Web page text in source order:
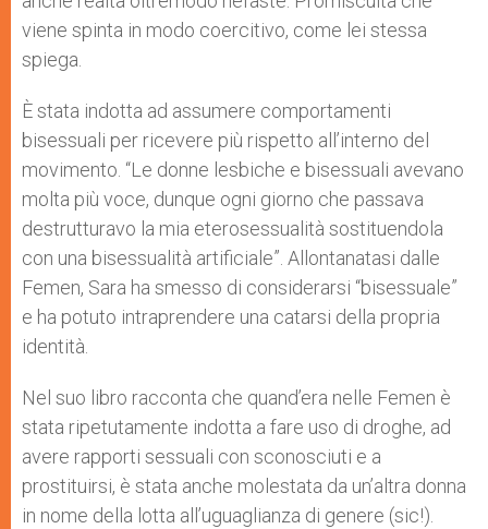
viene spinta in modo coercitivo, come lei stessa
spiega.
È stata indotta ad assumere comportamenti
bisessuali per ricevere più rispetto all’interno del
movimento. “Le donne lesbiche e bisessuali avevano
molta più voce, dunque ogni giorno che passava
destrutturavo la mia eterosessualità sostituendola
con una bisessualità artificiale”. Allontanatasi dalle
Femen, Sara ha smesso di considerarsi “bisessuale”
e ha potuto intraprendere una catarsi della propria
identità.
Nel suo libro racconta che quand’era nelle Femen è
stata ripetutamente indotta a fare uso di droghe, ad
avere rapporti sessuali con sconosciuti e a
prostituirsi, è stata anche molestata da un’altra donna
in nome della lotta all’uguaglianza di genere (sic!).